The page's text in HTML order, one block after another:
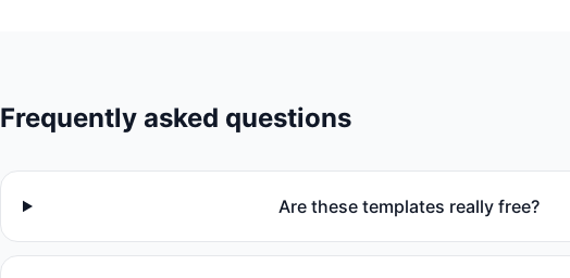
Frequently asked questions
Are these templates really free?